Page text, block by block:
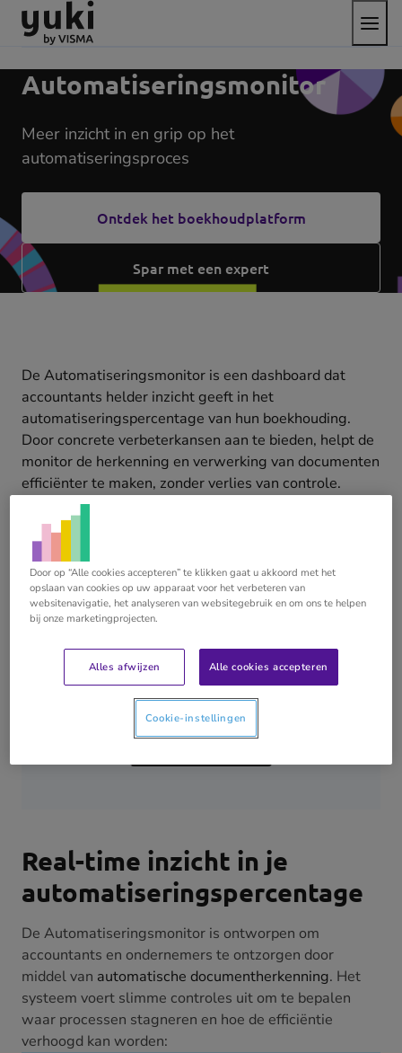
Direct
naar
content
Direct
naar
footer
Ga
naar
homepage
het
menu
Automatiseringsmonitor
Meer inzicht in en grip op het
automatiseringsproces
Ontdek het boekhoudplatform
Spar met een expert
De Automatiseringsmonitor is een dashboard dat
accountants helder inzicht geeft in het
automatiseringspercentage van hun boekhouding.
Door concrete verbeterkansen aan te bieden, helpt de
monitor de herkenning en verwerking van documenten
efficiënter te maken, zonder verlies van controle.
Automatiseringsmonitor
Om deze inhoud te kunnen bekijken, moet je de
partij accepteren.
Cookie instellingen
Real-time inzicht in je
automatiseringspercentage
De Automatiseringsmonitor is ontworpen om
accountants en ondernemers te ontzorgen door
middel van automatische documentherkenning. Het
systeem voert slimme controles uit om te bepalen
waar processen stagneren en hoe de efficiëntie
verhoogd kan worden:
Door op “Alle cookies accepteren” te klikken gaat u akkoord met het
opslaan van cookies op uw apparaat voor het verbeteren van
websitenavigatie, het analyseren van websitegebruik en om ons te helpen
bij onze marketingprojecten.
Alles afwijzen Alle cookies accepteren
Cookie-instellingen